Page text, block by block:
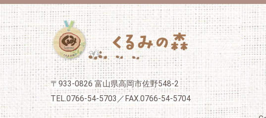
〒933-0826 富山県高岡市佐野548-2
TEL.0766-54-5703／FAX.0766-54-5704